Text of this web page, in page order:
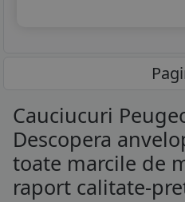
Cauciucuri
Descopera
toate marcile de
raport calitate-